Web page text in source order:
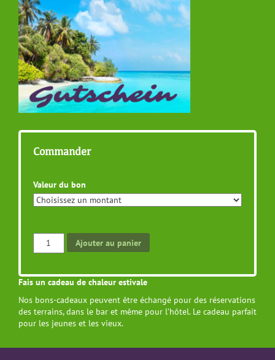
Commander
Valeur du bon
quantité
cadeau
Ajouter au panier
Fais un cadeau de chaleur estivale
Nos bons-cadeaux peuvent être échangé pour des réservations
des terrains, dans le bar et même pour l’hôtel. Le cadeau parfait
pour les jeunes et les vieux.